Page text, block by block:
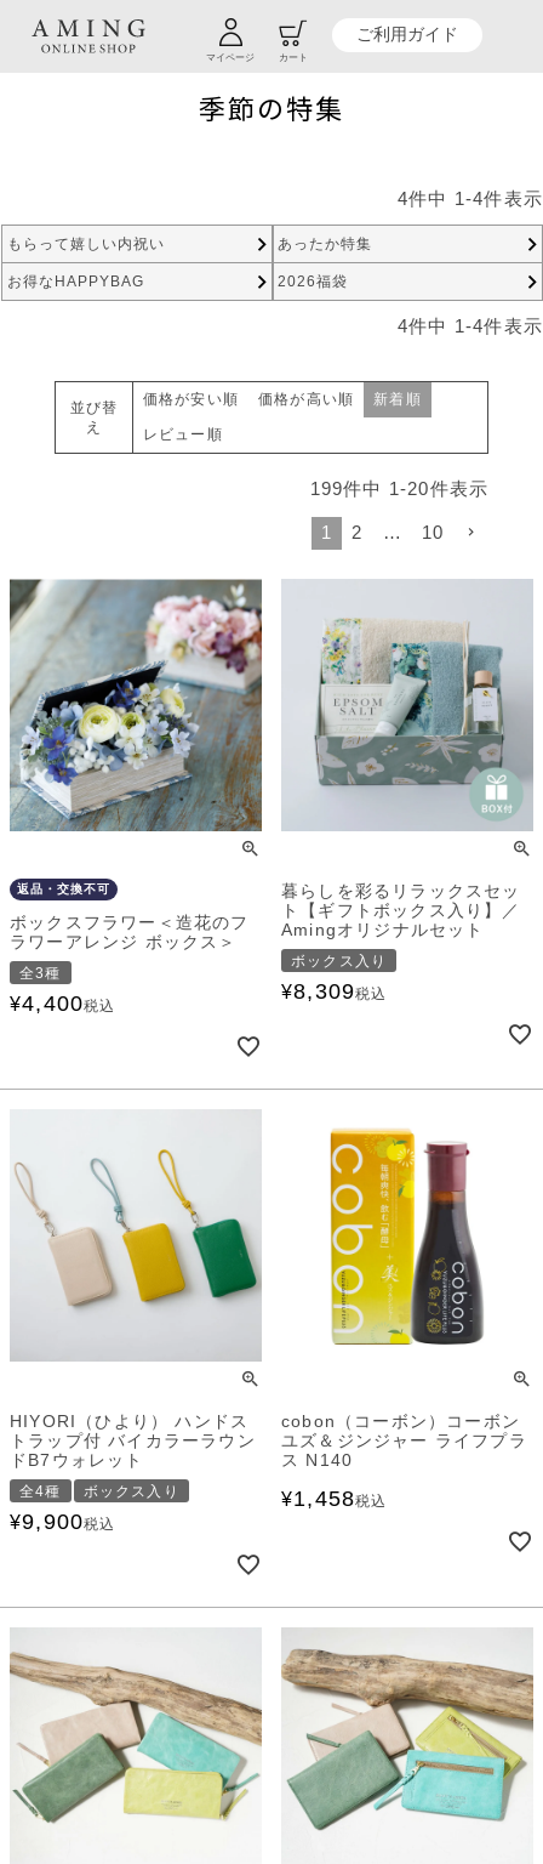
マイページ カート
ご利用ガイド
TOP 暮らし商品一覧
季節の特集
4件中 1-4件表示
もらって嬉しい内祝い あったか特集
お得なHAPPYBAG 2026福袋
4件中 1-4件表示
並び替
え
価格が安い順 価格が高い順 新着順
レビュー順
199件中 1-20件表示
1 2 … 10
返品・交換不可
ボックスフラワー＜造花のフ
ラワーアレンジ ボックス＞
全3種
¥4,400税込
暮らしを彩るリラックスセッ
ト【ギフトボックス入り】／
Amingオリジナルセット
ボックス入り
¥8,309税込
HIYORI（ひより） ハンドス
トラップ付 バイカラーラウン
ドB7ウォレット
全4種 ボックス入り
¥9,900税込
cobon（コーボン）コーボン
ユズ＆ジンジャー ライフプラ
ス N140
¥1,458税込